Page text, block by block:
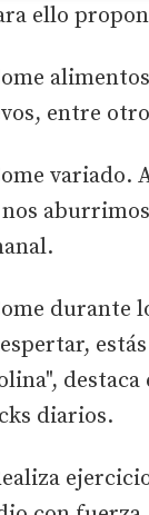
ello
entre
variado.
nos
durante
diarios.